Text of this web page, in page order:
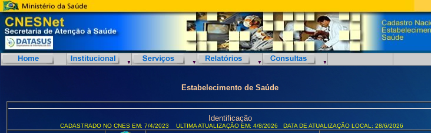
Estabelecimento de Saúde
Identificação
CADASTRADO NO CNES EM: 7/4/2023 ULTIMA ATUALIZAÇÃO EM: 4/8/2026 DATA DE ATUALIZAÇÃO LOCAL: 28/6/2026